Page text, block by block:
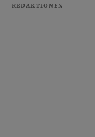
REDAKTIONEN